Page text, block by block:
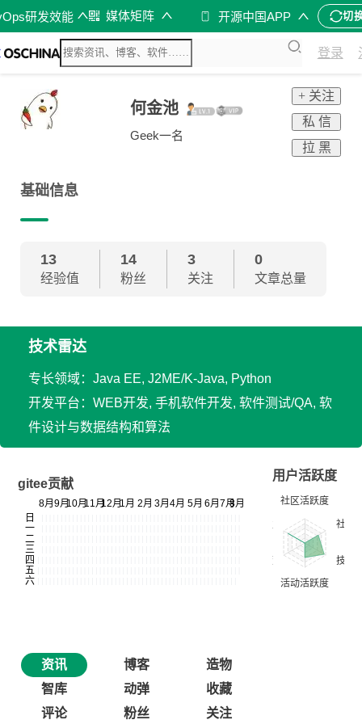
研发效能 媒体矩阵 开源中国APP 切
登录
何金池
Geek一名
+ 关注
私 信
拉 黑
基础信息
13
经验值
14
粉丝
3
关注
0
文章总量
技术雷达
专长领域：Java EE, J2ME/K-Java, Python
开发平台：WEB开发, 手机软件开发, 软件测试/QA, 软
件设计与数据结构和算法
gitee贡献
用户活跃度
资讯 博客
造物
智库
动弹
收藏
评论
粉丝 关注